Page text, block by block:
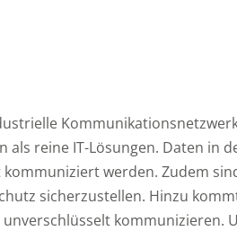
reine IT-Lösungen. Daten in
werden. Zudem
sicherzustellen. Hinzu
kommunizieren.